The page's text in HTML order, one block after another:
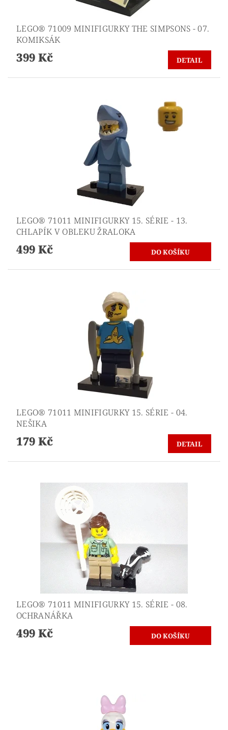
LEGO® 71009 MINIFIGURKY THE SIMPSONS - 07.
KOMIKSÁK
399 Kč DETAIL
LEGO® 71011 MINIFIGURKY 15. SÉRIE - 13.
CHLAPÍK V OBLEKU ŽRALOKA
499 Kč
LEGO® 71011 MINIFIGURKY 15. SÉRIE - 04.
NEŠIKA
179 Kč DETAIL
LEGO® 71011 MINIFIGURKY 15. SÉRIE - 08.
OCHRANÁŘKA
499 Kč